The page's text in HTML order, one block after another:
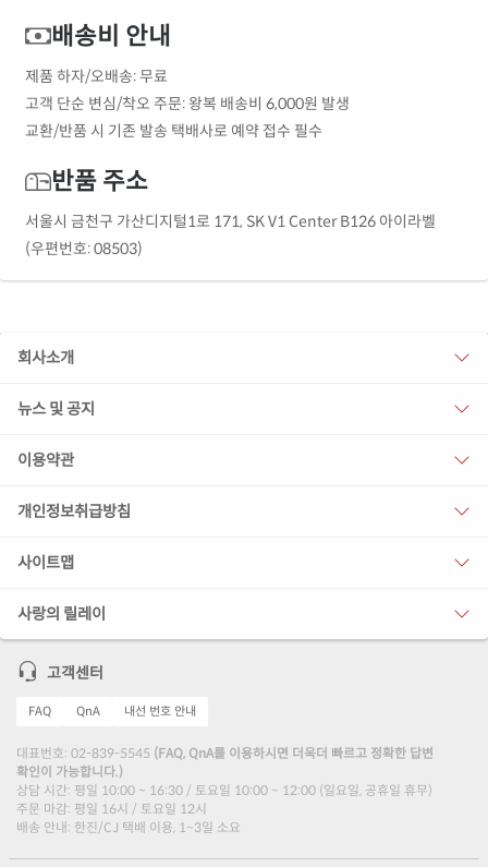
배송비 안내
제품 하자/오배송: 무료
고객 단순 변심/착오 주문: 왕복 배송비 6,000원 발생
교환/반품 시 기존 발송 택배사로 예약 접수 필수
반품 주소
서울시 금천구 가산디지털1로 171, SK V1 Center B126 아이라벨
(우편번호: 08503)
회사소개
뉴스 및 공지
이용약관
개인정보취급방침
사이트맵
사랑의 릴레이
고객센터
FAQ QnA 내선 번호 안내
대표번호: 02-839-5545 (FAQ, QnA를 이용하시면 더욱더 빠르고 정확한 답변
확인이 가능합니다.)
상담 시간: 평일 10:00 ~ 16:30 / 토요일 10:00 ~ 12:00 (일요일, 공휴일 휴무)
주문 마감: 평일 16시 / 토요일 12시
배송 안내: 한진/CJ 택배 이용, 1~3일 소요